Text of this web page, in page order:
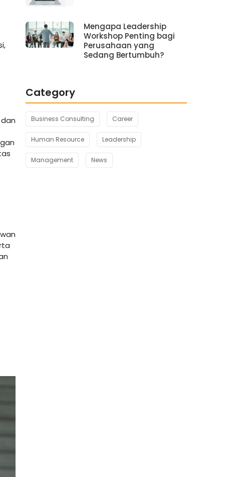
Mengapa Leadership
Workshop Penting bagi
Perusahaan yang
Sedang Bertumbuh?
Category
Business Consulting Career
Human Resource Leadership
Management News